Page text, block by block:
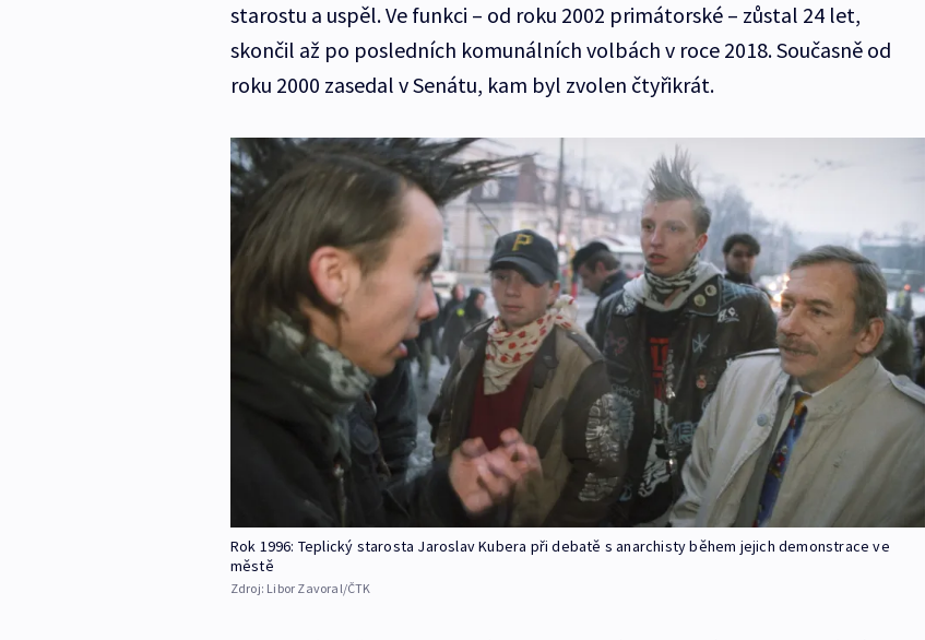
starostu a uspěl. Ve funkci – od roku 2002 primátorské – zůstal 24 let,
skončil až po posledních komunálních volbách v roce 2018. Současně od
roku 2000 zasedal v Senátu, kam byl zvolen čtyřikrát.
Rok 1996: Teplický starosta Jaroslav Kubera při debatě s anarchisty během jejich demonstrace ve
městě
Zdroj: Libor Zavoral/ČTK